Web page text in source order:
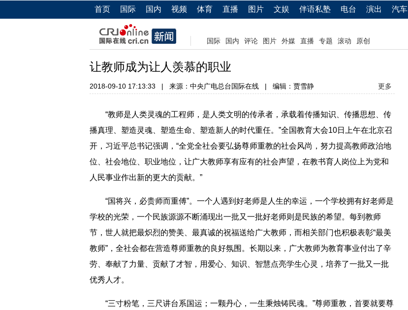
首页 国际 国内 视频 体育 直播 图片 文娱 伴语私塾 电台 演出 汽车
国际 国内 评论 图片 外媒 直播 专题 滚动 原创
让教师成为让人羡慕的职业
2018-09-10 17:13:33 | 来源：中央广电总台国际在线 | 编辑：贾雪静 更多
“教师是人类灵魂的工程师，是人类文明的传承者，承载着传播知识、传播思想、传
播真理、塑造灵魂、塑造生命、塑造新人的时代重任。”全国教育大会10日上午在北京召
开，习近平总书记强调，“全党全社会要弘扬尊师重教的社会风尚，努力提高教师政治地
位、社会地位、职业地位，让广大教师享有应有的社会声望，在教书育人岗位上为党和
人民事业作出新的更大的贡献。”
“国将兴，必贵师而重傅”。一个人遇到好老师是人生的幸运，一个学校拥有好老师是
学校的光荣，一个民族源源不断涌现出一批又一批好老师则是民族的希望。每到教师
节，世人就把最炽烈的赞美、最真诚的祝福送给广大教师，而相关部门也积极表彰“最美
教师”，全社会都在营造尊师重教的良好氛围。长期以来，广大教师为教育事业付出了辛
劳、奉献了力量、贡献了才智，用爱心、知识、智慧点亮学生心灵，培养了一批又一批
优秀人才。
“三寸粉笔，三尺讲台系国运；一颗丹心，一生秉烛铸民魂。”尊师重教，首要就要尊